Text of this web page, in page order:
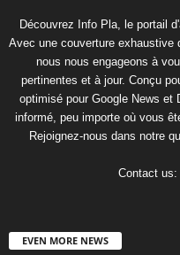
Découvrez Info Pla, le portail
Avec une couverture exhaustive
nous nous engageons à
pertinentes et à jour. Conçu
optimisé pour Google News et
informé, peu importe où vous
Rejoignez-nous dans notre
Contact us:
EVEN MORE NEWS